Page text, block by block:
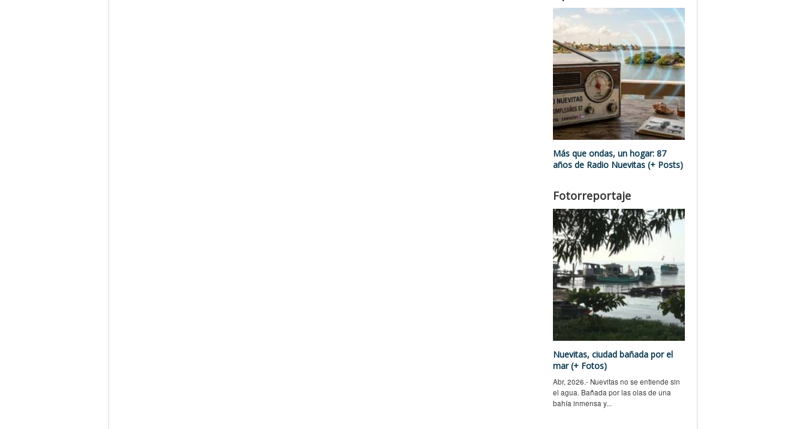
Más que ondas, un hogar: 87
años de Radio Nuevitas (+ Posts)
Fotorreportaje
Nuevitas, ciudad bañada por el
mar (+ Fotos)
Abr, 2026.- Nuevitas no se entiende sin
el agua. Bañada por las olas de una
bahía inmensa y...